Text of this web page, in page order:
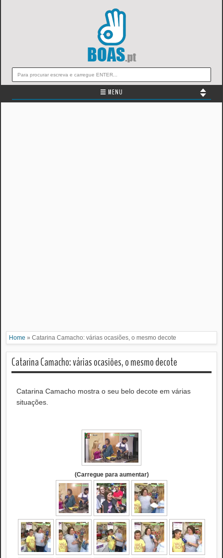
☰ MENU
Home » Catarina Camacho: várias ocasiões, o mesmo decote
Catarina Camacho: várias ocasiões, o mesmo decote
Catarina Camacho mostra o seu belo decote em várias
situações.
(Carregue para aumentar)